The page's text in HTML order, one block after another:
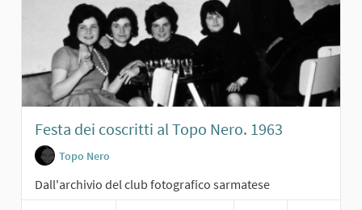
Festa dei coscritti al Topo Nero. 1963
Topo Nero
Dall'archivio del club fotografico sarmatese